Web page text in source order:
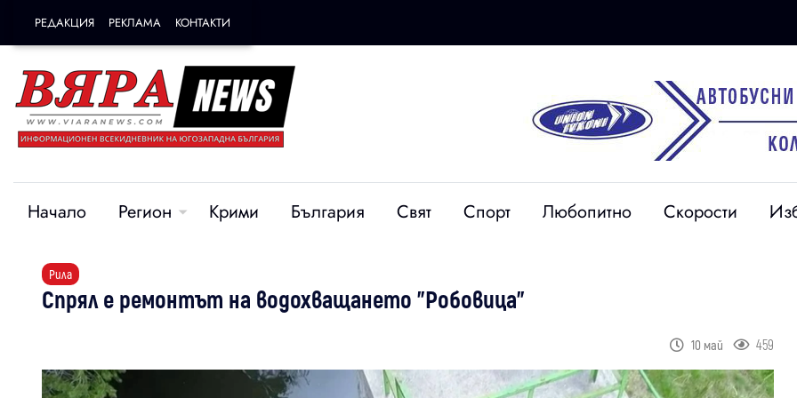
РЕДАКЦИЯ РЕКЛАМА КОНТАКТИ
Начало Регион Крими България Свят Спорт Любопитно Скорости
Рила
Спрял е ремонтът на водохващането "Робовица"
10 май 459